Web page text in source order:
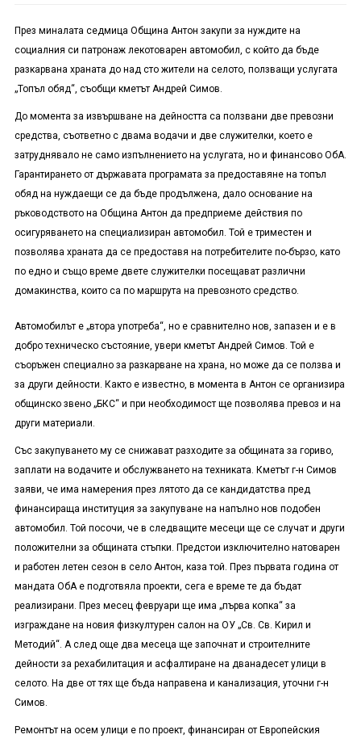
През миналата седмица Община Антон закупи за нуждите на
социалния си патронаж лекотоварен автомобил, с който да бъде
разкарвана храната до над сто жители на селото, ползващи услугата
„Топъл обяд“, съобщи кметът Андрей Симов.
До момента за извършване на дейността са ползвани две превозни
средства, съответно с двама водачи и две служителки, което е
затруднявало не само изпълнението на услугата, но и финансово ОбА.
Гарантирането от държавата програмата за предоставяне на топъл
обяд на нуждаещи се да бъде продължена, дало основание на
ръководството на Община Антон да предприеме действия по
осигуряването на специализиран автомобил. Той е триместен и
позволява храната да се предоставя на потребителите по-бързо, като
по едно и също време двете служителки посещават различни
домакинства, които са по маршрута на превозното средство.
Автомобилът е „втора употреба“, но е сравнително нов, запазен и е в
добро техническо състояние, увери кметът Андрей Симов. Той е
съоръжен специално за разкарване на храна, но може да се ползва и
за други дейности. Както е известно, в момента в Антон се организира
общинско звено „БКС“ и при необходимост ще позволява превоз и на
други материали.
Със закупуването му се снижават разходите за общината за гориво,
заплати на водачите и обслужването на техниката. Кметът г-н Симов
заяви, че има намерения през лятото да се кандидатства пред
финансираща институция за закупуване на напълно нов подобен
автомобил. Той посочи, че в следващите месеци ще се случат и други
положителни за общината стъпки. Предстои изключително натоварен
и работен летен сезон в село Антон, каза той. През първата година от
мандата ОбА е подготвяла проекти, сега е време те да бъдат
реализирани. През месец февруари ще има „първа копка“ за
изграждане на новия физкултурен салон на ОУ „Св. Св. Кирил и
Методий“. А след още два месеца ще започнат и строителните
дейности за рехабилитация и асфалтиране на дванадесет улици в
селото. На две от тях ще бъда направена и канализация, уточни г-н
Симов.
Ремонтът на осем улици е по проект, финансиран от Европейския